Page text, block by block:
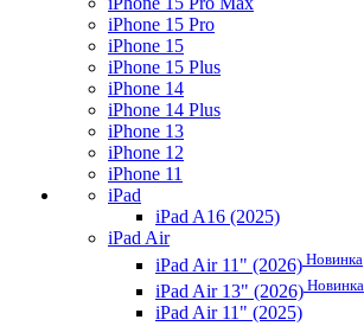
iPhone 15 Pro
iPhone 15
iPhone 15 Plus
iPhone 14
iPhone 14 Plus
iPhone 13
iPhone 12
iPhone 11
iPad
iPad A16 (2025)
iPad Air
iPad Air 11" (2026) Новинка
iPad Air 13" (2026) Новинка
iPad Air 11" (2025)